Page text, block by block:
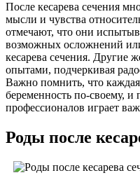
После кесарева сечения
мысли и чувства
отмечают, что они
возможных осложнений
кесарева сечения. Другие
опытами, подчеркивая
Важно помнить, что
беременность по-своему,
профессионалов играет
Роды после